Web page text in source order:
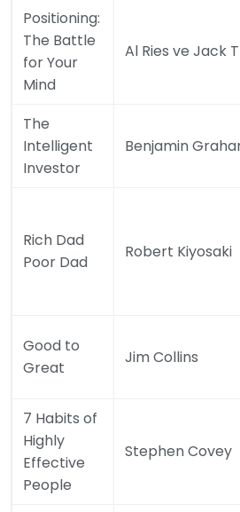
Positioning:
The Battle
for Your
Mind
Al Ries ve Jack
The
Intelligent
Investor
Benjamin
Rich Dad
Poor Dad
Robert Kiyosaki
Good to
Great
Jim Collins
7 Habits of
Highly
Effective
People
Stephen Covey